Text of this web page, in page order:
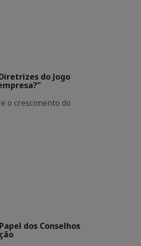
do Jogo
o crescimento do
dos Conselhos